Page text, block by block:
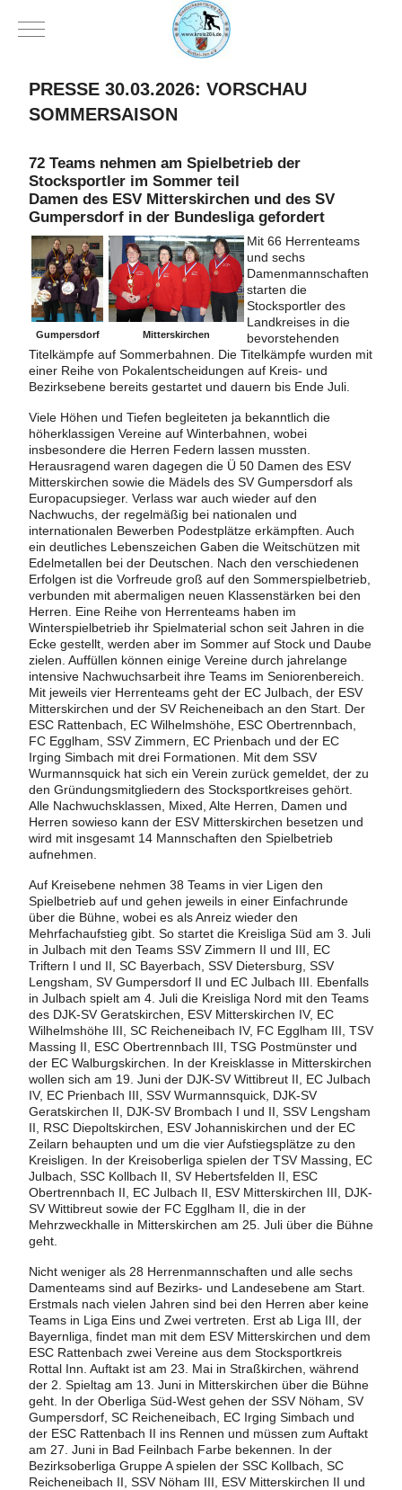
Mobile Menu Toggle
PRESSE 30.03.2026: VORSCHAU
SOMMERSAISON
72 Teams nehmen am Spielbetrieb der
Stocksportler im Sommer teil
Damen des ESV Mitterskirchen und des SV
Gumpersdorf in der Bundesliga gefordert
Gumpersdorf Mitterskirchen
Mit 66 Herrenteams
und sechs
Damenmannschaften
starten die
Stocksportler des
Landkreises in die
bevorstehenden
Titelkämpfe auf Sommerbahnen. Die Titelkämpfe wurden mit
einer Reihe von Pokalentscheidungen auf Kreis- und
Bezirksebene bereits gestartet und dauern bis Ende Juli.
Viele Höhen und Tiefen begleiteten ja bekanntlich die
höherklassigen Vereine auf Winterbahnen, wobei
insbesondere die Herren Federn lassen mussten.
Herausragend waren dagegen die Ü 50 Damen des ESV
Mitterskirchen sowie die Mädels des SV Gumpersdorf als
Europacupsieger. Verlass war auch wieder auf den
Nachwuchs, der regelmäßig bei nationalen und
internationalen Bewerben Podestplätze erkämpften. Auch
ein deutliches Lebenszeichen Gaben die Weitschützen mit
Edelmetallen bei der Deutschen. Nach den verschiedenen
Erfolgen ist die Vorfreude groß auf den Sommerspielbetrieb,
verbunden mit abermaligen neuen Klassenstärken bei den
Herren. Eine Reihe von Herrenteams haben im
Winterspielbetrieb ihr Spielmaterial schon seit Jahren in die
Ecke gestellt, werden aber im Sommer auf Stock und Daube
zielen. Auffüllen können einige Vereine durch jahrelange
intensive Nachwuchsarbeit ihre Teams im Seniorenbereich.
Mit jeweils vier Herrenteams geht der EC Julbach, der ESV
Mitterskirchen und der SV Reicheneibach an den Start. Der
ESC Rattenbach, EC Wilhelmshöhe, ESC Obertrennbach,
FC Egglham, SSV Zimmern, EC Prienbach und der EC
Irging Simbach mit drei Formationen. Mit dem SSV
Wurmannsquick hat sich ein Verein zurück gemeldet, der zu
den Gründungsmitgliedern des Stocksportkreises gehört.
Alle Nachwuchsklassen, Mixed, Alte Herren, Damen und
Herren sowieso kann der ESV Mitterskirchen besetzen und
wird mit insgesamt 14 Mannschaften den Spielbetrieb
aufnehmen.
Auf Kreisebene nehmen 38 Teams in vier Ligen den
Spielbetrieb auf und gehen jeweils in einer Einfachrunde
über die Bühne, wobei es als Anreiz wieder den
Mehrfachaufstieg gibt. So startet die Kreisliga Süd am 3. Juli
in Julbach mit den Teams SSV Zimmern II und III, EC
Triftern I und II, SC Bayerbach, SSV Dietersburg, SSV
Lengsham, SV Gumpersdorf II und EC Julbach III. Ebenfalls
in Julbach spielt am 4. Juli die Kreisliga Nord mit den Teams
des DJK-SV Geratskirchen, ESV Mitterskirchen IV, EC
Wilhelmshöhe III, SC Reicheneibach IV, FC Egglham III, TSV
Massing II, ESC Obertrennbach III, TSG Postmünster und
der EC Walburgskirchen. In der Kreisklasse in Mitterskirchen
wollen sich am 19. Juni der DJK-SV Wittibreut II, EC Julbach
IV, EC Prienbach III, SSV Wurmannsquick, DJK-SV
Geratskirchen II, DJK-SV Brombach I und II, SSV Lengsham
II, RSC Diepoltskirchen, ESV Johanniskirchen und der EC
Zeilarn behaupten und um die vier Aufstiegsplätze zu den
Kreisligen. In der Kreisoberliga spielen der TSV Massing, EC
Julbach, SSC Kollbach II, SV Hebertsfelden II, ESC
Obertrennbach II, EC Julbach II, ESV Mitterskirchen III, DJK-
SV Wittibreut sowie der FC Egglham II, die in der
Mehrzweckhalle in Mitterskirchen am 25. Juli über die Bühne
geht.
Nicht weniger als 28 Herrenmannschaften und alle sechs
Damenteams sind auf Bezirks- und Landesebene am Start.
Erstmals nach vielen Jahren sind bei den Herren aber keine
Teams in Liga Eins und Zwei vertreten. Erst ab Liga III, der
Bayernliga, findet man mit dem ESV Mitterskirchen und dem
ESC Rattenbach zwei Vereine aus dem Stocksportkreis
Rottal Inn. Auftakt ist am 23. Mai in Straßkirchen, während
der 2. Spieltag am 13. Juni in Mitterskirchen über die Bühne
geht. In der Oberliga Süd-West gehen der SSV Nöham, SV
Gumpersdorf, SC Reicheneibach, EC Irging Simbach und
der ESC Rattenbach II ins Rennen und müssen zum Auftakt
am 27. Juni in Bad Feilnbach Farbe bekennen. In der
Bezirksoberliga Gruppe A spielen der SSC Kollbach, SC
Reicheneibach II, SSV Nöham III, ESV Mitterskirchen II und